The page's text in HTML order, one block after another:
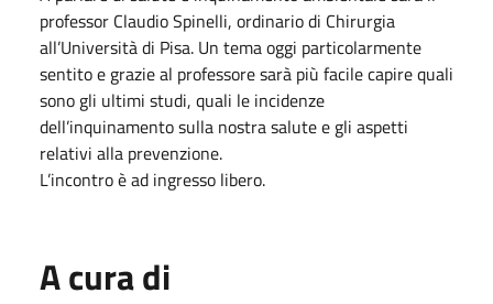
professor Claudio Spinelli, ordinario di Chirurgia
all’Università di Pisa. Un tema oggi particolarmente
sentito e grazie al professore sarà più facile capire quali
sono gli ultimi studi, quali le incidenze
dell’inquinamento sulla nostra salute e gli aspetti
relativi alla prevenzione.
L’incontro è ad ingresso libero.
A cura di